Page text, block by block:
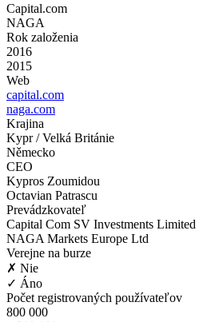
Capital.com
NAGA
Rok založenia
2016
2015
Web
capital.com
naga.com
Krajina
Kypr / Velká Británie
Německo
CEO
Kypros Zoumidou
Octavian Patrascu
Prevádzkovateľ
Capital Com SV Investments Limited
NAGA Markets Europe Ltd
Verejne na burze
✗ Nie
✓ Áno
Počet registrovaných používateľov
800 000